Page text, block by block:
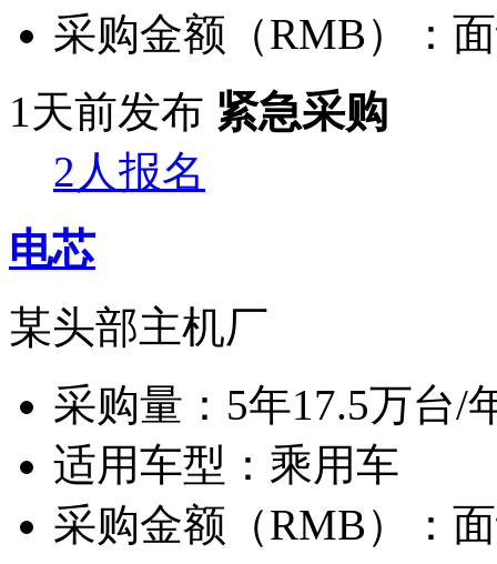
采购金额（RMB）：
1天前发布 紧急采购
2人报名
电芯
某头部主机厂
采购量： 5年17.5万台/
适用车型： 乘用车
采购金额（RMB）：